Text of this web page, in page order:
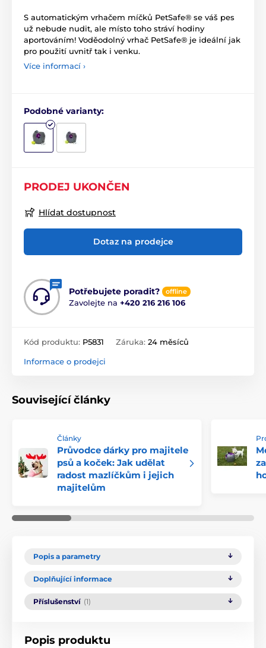
S automatickým vrhačem míčků PetSafe® se váš pes
už nebude nudit, ale místo toho stráví hodiny
aportováním! Voděodolný vrhač PetSafe® je ideální jak
pro použití uvnitř tak i venku.
Více informací ›
Podobné varianty:
PRODEJ UKONČEN
Hlídat dostupnost
Dotaz na prodejce
Potřebujete poradit? offline
Zavolejte na +420 216 216 106
Kód produktu: P5831 Záruka: 24 měsíců
Informace o prodejci
Související články
Články
Průvodce dárky pro majitele
psů a koček: Jak udělat
radost mazlíčkům i jejich
majitelům
Popis a parametry
Doplňující informace
Příslušenství (1)
Popis produktu